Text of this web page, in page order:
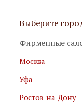
Выберите
Фирменные
Москва
Уфа
Ростов-на-Дону